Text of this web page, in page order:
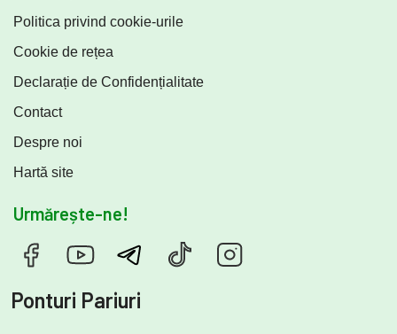
Politica privind cookie-urile
Cookie de rețea
Declarație de Confidențialitate
Contact
Despre noi
Hartă site
Urmărește-ne!
Ponturi Pariuri